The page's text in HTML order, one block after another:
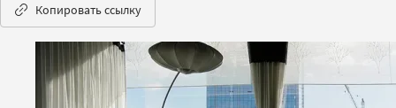
Копировать ссылку